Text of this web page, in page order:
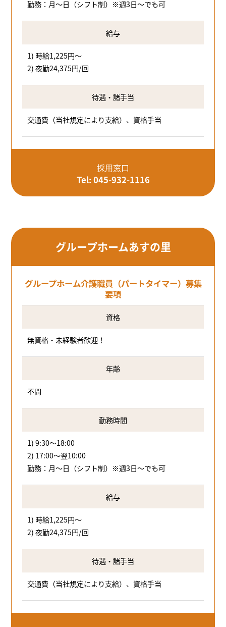
勤務：月～日（シフト制）※週3日～でも可
給与
1) 時給1,225円～
2) 夜勤24,375円/回
待遇・諸手当
交通費（当社規定により支給）、資格手当
採用窓口
Tel: 045-932-1116
グループホームあすの里
グループホーム介護職員（パートタイマー）募集
要項
資格
無資格・未経験者歓迎！
年齢
不問
勤務時間
1) 9:30～18:00
2) 17:00～翌10:00
勤務：月～日（シフト制）※週3日～でも可
給与
1) 時給1,225円～
2) 夜勤24,375円/回
待遇・諸手当
交通費（当社規定により支給）、資格手当